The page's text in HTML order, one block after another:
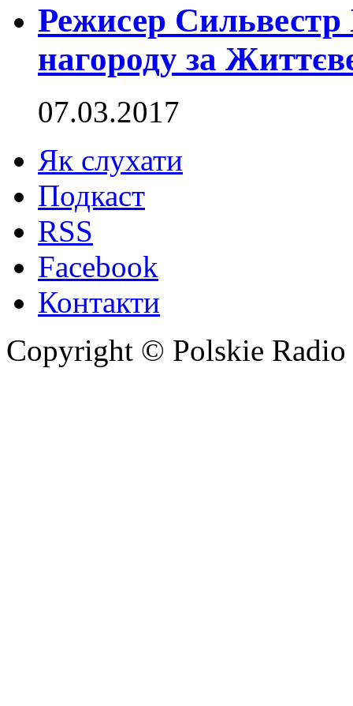
Режисер
нагороду за
07.03.2017
Як слухати
Подкаст
RSS
Facebook
Контакти
Copyright © Polskie